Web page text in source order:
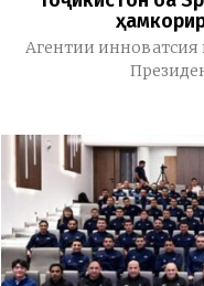
Агентии инноватсия